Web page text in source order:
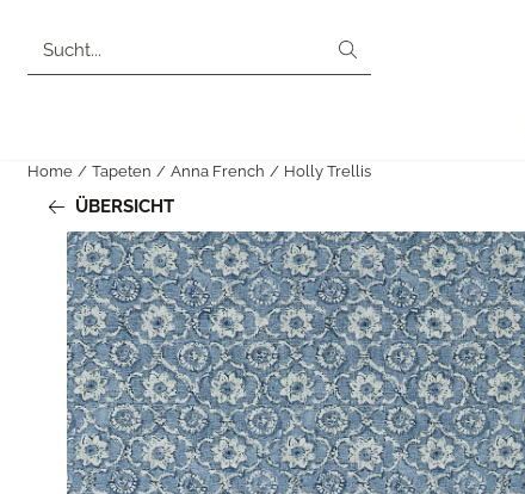
Home / Tapeten / Anna French / Holly Trellis
ÜBERSICHT